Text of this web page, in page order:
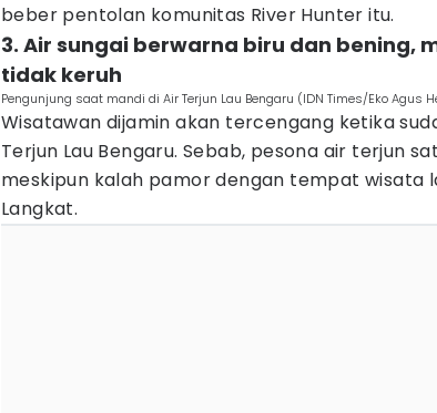
beber pentolan komunitas River Hunter itu.
3. Air sungai berwarna biru dan bening,
tidak keruh
Pengunjung saat mandi di Air Terjun Lau Bengaru (IDN Times/Eko Agus
Wisatawan dijamin akan tercengang ketika
Terjun Lau Bengaru. Sebab, pesona air terjun
meskipun kalah pamor dengan tempat wisata
Langkat.